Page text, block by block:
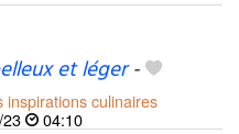
et léger-
inspirations culinaires
04:10